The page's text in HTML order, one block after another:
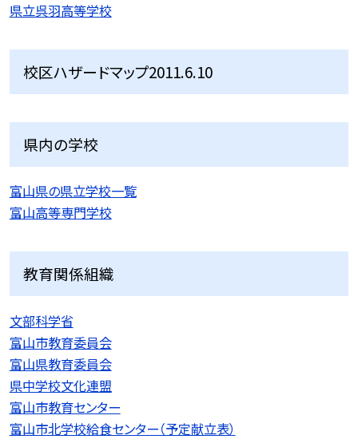
県立呉羽高等学校
校区ハザードマップ2011.6.10
県内の学校
富山県の県立学校一覧
富山高等専門学校
教育関係組織
文部科学省
富山市教育委員会
富山県教育委員会
県中学校文化連盟
富山市教育センター
富山市北学校給食センター（予定献立表）